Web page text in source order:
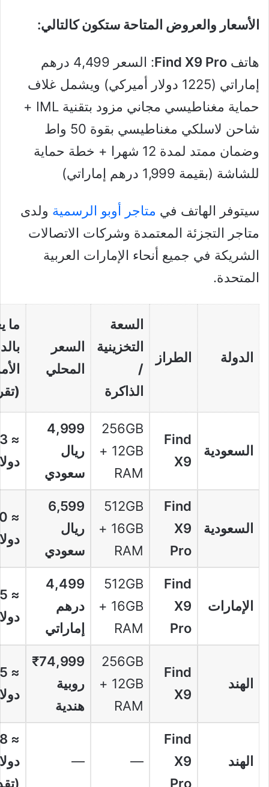
الأسعار والعروض المتاحة ستكون كالتالي:
هاتف Find X9 Pro
: السعر 4,499 درهم
إماراتي (1225 دولار أميركي) ويشمل غلاف
حماية مغناطيسي مجاني مزود بتقنية IML +
شاحن لاسلكي مغناطيسي بقوة 50 واط
وضمان ممتد لمدة 12 شهرا + خطة حماية
للشاشة (بقيمة 1,999 درهم إماراتي)
سيتوفر الهاتف في متاجر أوبو الرسمية ولدى
متاجر التجزئة المعتمدة وشركات الاتصالات
الشريكة في جميع أنحاء الإمارات العربية
المتحدة.
الدولة الطراز
السعة
التخزينية
/
الذاكرة
السعر
المحلي
ما
السعودية
Find
X9
256GB
+ 12GB
RAM
4,999
ريال
سعودي
السعودية
Find
X9
Pro
512GB
+ 16GB
RAM
6,599
ريال
سعودي
الإمارات
Find
X9
Pro
512GB
+ 16GB
RAM
4,499
درهم
إماراتي
الهند
Find
X9
256GB
+ 12GB
RAM
₹74,999
روبية
هندية
الهند
Find
X9
Pro
—
—